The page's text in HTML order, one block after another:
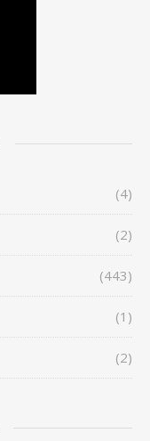
(4)
(2)
(443)
(1)
(2)